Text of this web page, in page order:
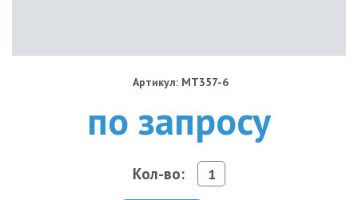
Артикул: MT357-6
по запросу
Кол-во: